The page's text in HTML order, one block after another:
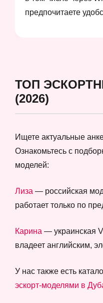
предпочитаете
ТОП
(2026)
Ищете актуальные
Ознакомьтесь с
моделей:
Лиза — российская
работает только по
Карина — украинская
владеет английским,
У нас также есть
эскорт-моделями в